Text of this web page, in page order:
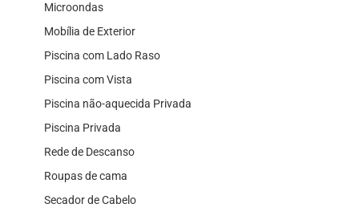
Microondas
Mobília de Exterior
Piscina com Lado Raso
Piscina com Vista
Piscina não-aquecida Privada
Piscina Privada
Rede de Descanso
Roupas de cama
Secador de Cabelo